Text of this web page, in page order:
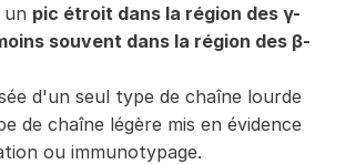
un pic étroit dans la région des γ-
souvent dans la région des β-
d'un seul type de chaîne lourde
de chaîne légère mis en évidence
ou immunotypage.